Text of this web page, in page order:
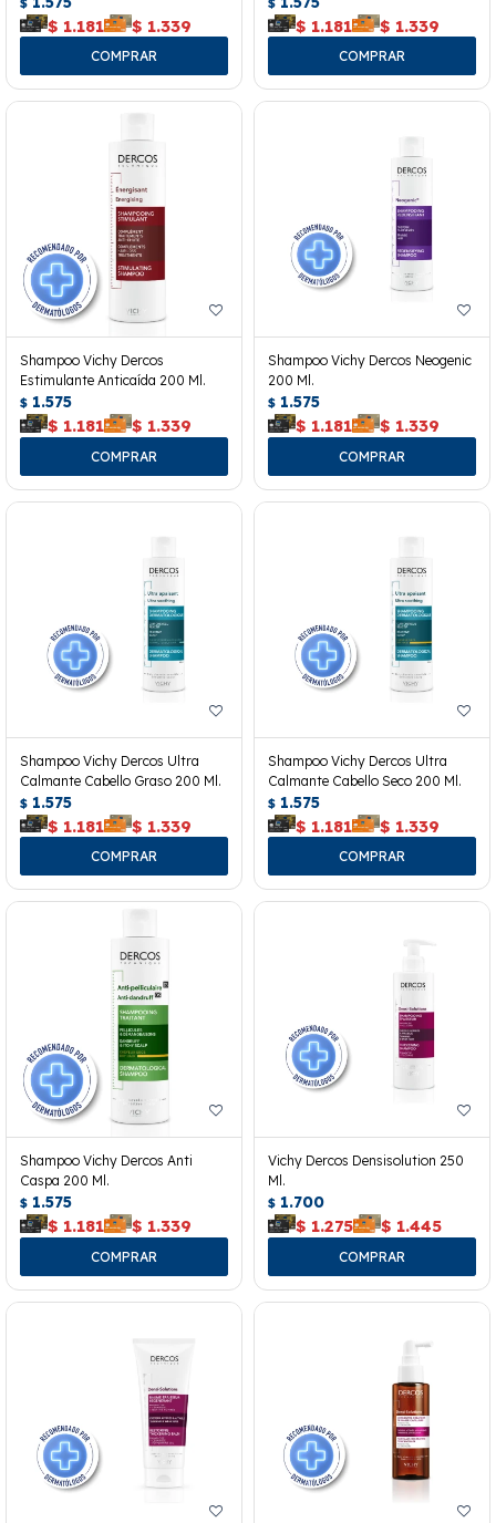
$
$ 1.181 $ 1.339
$
$ 1.181 $ 1.339
Shampoo Vichy Dercos
Estimulante Anticaída 200 Ml.
$ 1.575
$ 1.181 $ 1.339
Shampoo Vichy Dercos Neogenic
200 Ml.
$ 1.575
$ 1.181 $ 1.339
Shampoo Vichy Dercos Ultra
Calmante Cabello Graso 200 Ml.
$ 1.575
$ 1.181 $ 1.339
Shampoo Vichy Dercos Ultra
Calmante Cabello Seco 200 Ml.
$ 1.575
$ 1.181 $ 1.339
Shampoo Vichy Dercos Anti
Caspa 200 Ml.
$ 1.575
$ 1.181 $ 1.339
Vichy Dercos Densisolution 250
Ml.
$ 1.700
$ 1.275 $ 1.445